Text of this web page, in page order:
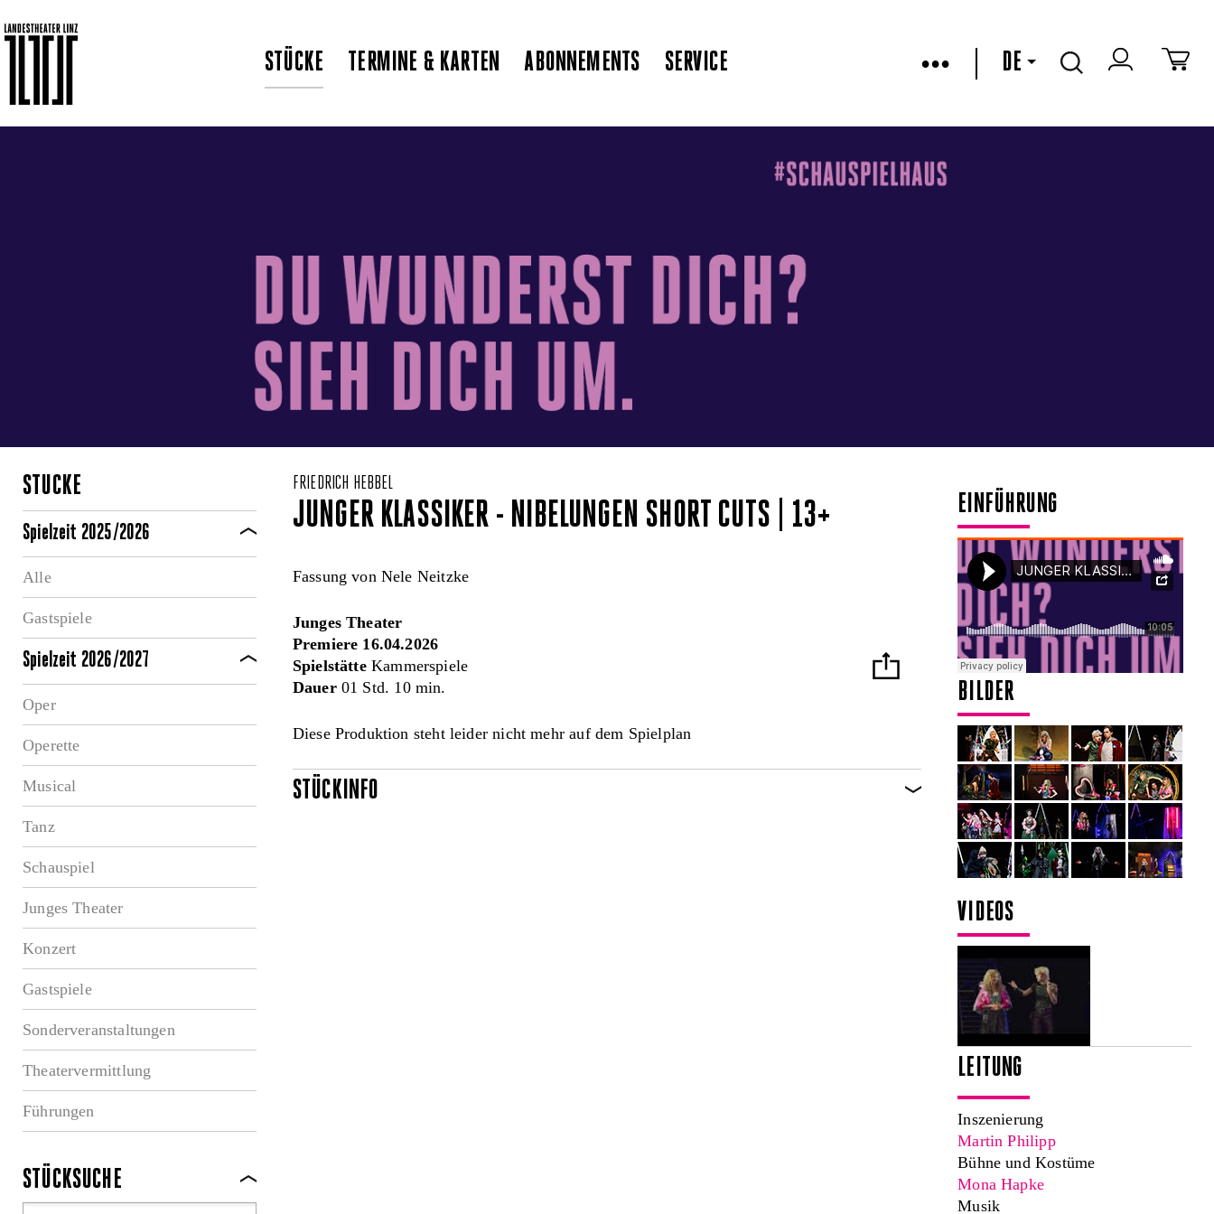
STÜCKE TERMINE & KARTEN ABONNEMENTS SERVICE ••• DE
STÜCKE
Spielzeit 2025/2026
Alle
Gastspiele
Spielzeit 2026/2027
Oper
Operette
Musical
Tanz
Schauspiel
Junges Theater
Konzert
Gastspiele
Sonderveranstaltungen
Theatervermittlung
Führungen
STÜCKSUCHE
FRIEDRICH HEBBEL
JUNGER KLASSIKER - NIBELUNGEN SHORT CUTS | 13+
Fassung von Nele Neitzke
Junges Theater
Premiere 16.04.2026
SpielstätteKammerspiele
Dauer 01 Std. 10 min.
Diese Produktion steht leider nicht mehr auf dem Spielplan
STÜCKINFO
EINFÜHRUNG
BILDER
VIDEOS
LEITUNG
Inszenierung
Martin Philipp
Bühne und Kostüme
Mona Hapke
Musik